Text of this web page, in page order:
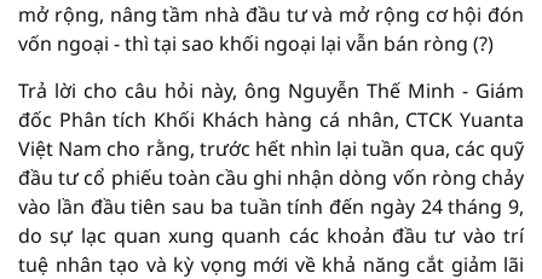
mở rộng, nâng tầm nhà đầu tư và mở rộng cơ hội đón
vốn ngoại - thì tại sao khối ngoại lại vẫn bán ròng (?)
Trả lời cho câu hỏi này, ông Nguyễn Thế Minh - Giám
đốc Phân tích Khối Khách hàng cá nhân, CTCK Yuanta
Việt Nam cho rằng, trước hết nhìn lại tuần qua, các quỹ
đầu tư cổ phiếu toàn cầu ghi nhận dòng vốn ròng chảy
vào lần đầu tiên sau ba tuần tính đến ngày 24 tháng 9,
do sự lạc quan xung quanh các khoản đầu tư vào trí
tuệ nhân tạo và kỳ vọng mới về khả năng cắt giảm lãi